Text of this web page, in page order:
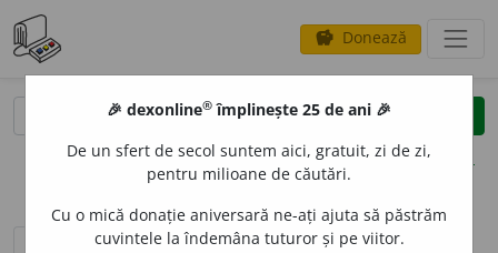
savings Donează
clear
opțiuni
sinteza definițiilor (1) definiții (13) declinări
🎉 dexonline® împlinește 25 de ani 🎉
De un sfert de secol suntem aici, gratuit, zi de zi,
pentru milioane de căutări.
Cu o mică donație aniversară ne-ați ajuta să păstrăm
cuvintele la îndemâna tuturor și pe viitor.